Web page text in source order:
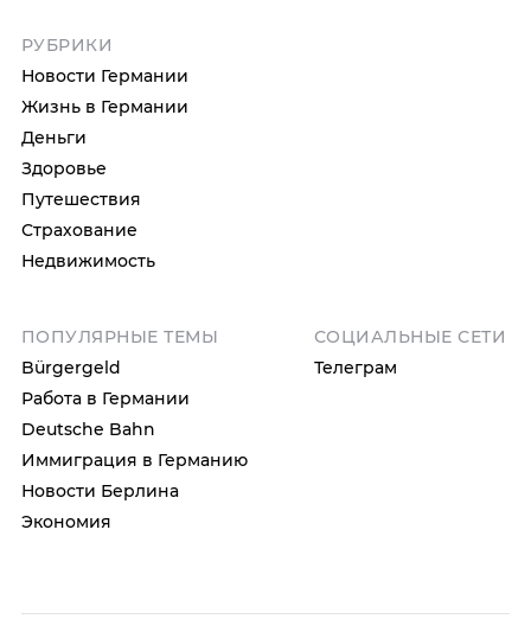
РУБРИКИ
Новости Германии
Жизнь в Германии
Деньги
Здоровье
Путешествия
Страхование
Недвижимость
ПОПУЛЯРНЫЕ ТЕМЫ
Bürgergeld
Работа в Германии
Deutsche Bahn
Иммиграция в Германию
Новости Берлина
Экономия
СОЦИАЛЬНЫЕ СЕТИ
Телеграм